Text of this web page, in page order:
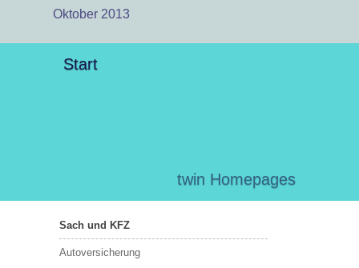
Oktober 2013
Start
twin Homepages
Sach und KFZ
Autoversicherung